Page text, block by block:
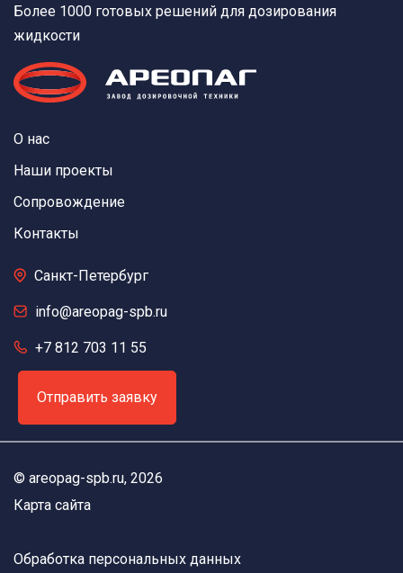
Более 1000 готовых решений для дозирования
жидкости
О нас
Наши проекты
Сопровождение
Контакты
Санкт-Петербург
info@areopag-spb.ru
+7 812 703 11 55
Отправить заявку
© areopag-spb.ru, 2026
Карта сайта
Обработка персональных данных